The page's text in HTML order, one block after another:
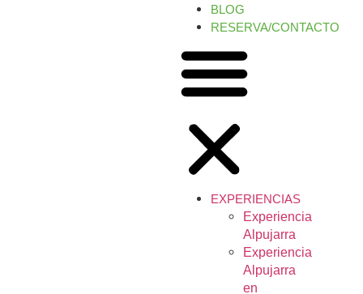
BLOG
RESERVA/CONTACTO
EXPERIENCIAS
Experiencia
Alpujarra
Experiencia
Alpujarra
en